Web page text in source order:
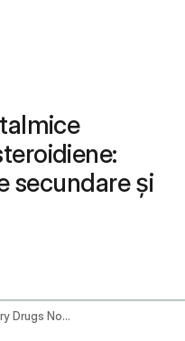
secundare și
Anti Inflammatory Drugs Nonsteroidal Ophthalmic Route